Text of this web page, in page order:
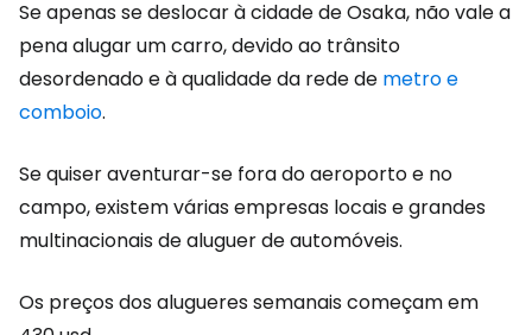
Se apenas se deslocar à cidade de Osaka, não vale a
pena alugar um carro, devido ao trânsito
desordenado e à qualidade da rede de metro e
comboio.
Se quiser aventurar-se fora do aeroporto e no
campo, existem várias empresas locais e grandes
multinacionais de aluguer de automóveis.
Os preços dos alugueres semanais começam em